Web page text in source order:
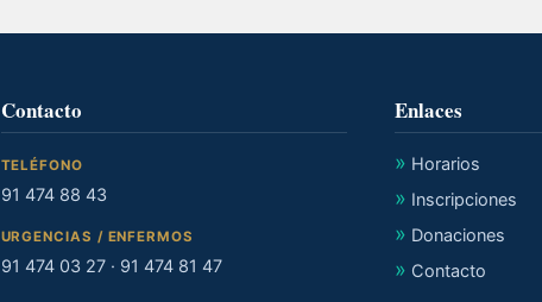
Contacto
TELÉFONO
91 474 88 43
URGENCIAS / ENFERMOS
91 474 03 27· 91 474 81 47
Enlaces
Horarios
Inscripciones
Donaciones
Contacto